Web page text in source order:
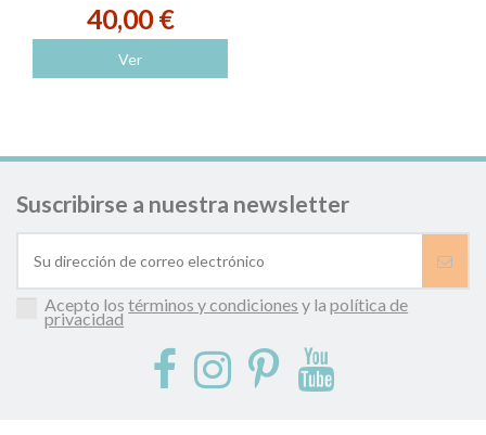
40,00 €
Ver
Suscribirse a nuestra newsletter
Acepto lostérminos y condiciones y lapolítica de
privacidad